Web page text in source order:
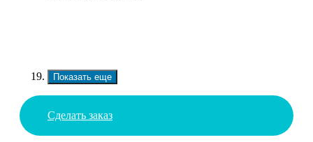
Показать еще
Сделать заказ